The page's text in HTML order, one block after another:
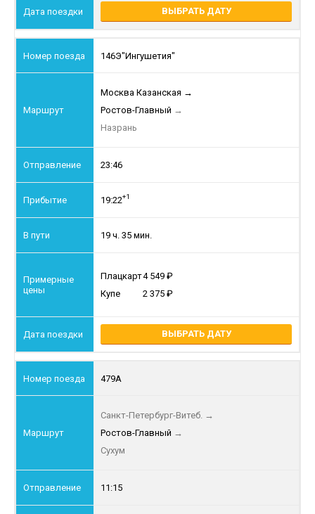
ВЫБРАТЬ ДАТУ
146Э"Ингушетия"
Москва Казанская →
Ростов-Главный →
Назрань
23:46
19:22+1
19 ч. 35 мин.
Плацкарт4 549
Купе
2 375
ВЫБРАТЬ ДАТУ
479А
Санкт-Петербург-Витеб. →
Ростов-Главный →
Сухум
11:15